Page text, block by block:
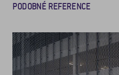
PODOBNÉ REFERENCE